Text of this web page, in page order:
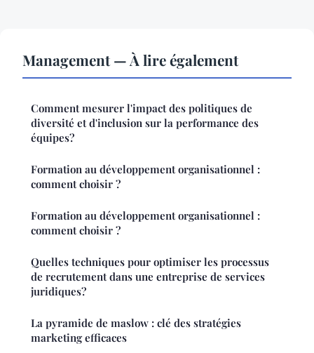
Management — À lire également
Comment mesurer l'impact des politiques de
diversité et d'inclusion sur la performance des
équipes?
Formation au développement organisationnel :
comment choisir ?
Formation au développement organisationnel :
comment choisir ?
Quelles techniques pour optimiser les processus
de recrutement dans une entreprise de services
juridiques?
La pyramide de maslow : clé des stratégies
marketing efficaces